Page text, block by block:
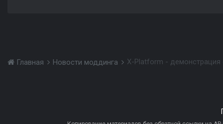
Главная Новости моддинга X-Platform - демонстрация